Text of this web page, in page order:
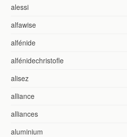
alessi
alfawise
alfénide
alfénidechristofle
alisez
alliance
alliances
aluminium